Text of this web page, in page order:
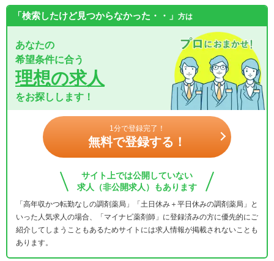
「検索したけど見つからなかった・・」 方は
あなたの
希望条件に合う
理想の求人
をお探しします！
1分で登録完了！
無料で登録する！
サイト上では公開していない
求人（非公開求人）もあります
「高年収かつ転勤なしの調剤薬局」「土日休み＋平日休みの調剤薬局」と
いった人気求人の場合、「マイナビ薬剤師」に登録済みの方に優先的にご
紹介してしまうこともあるためサイトには求人情報が掲載されないことも
あります。